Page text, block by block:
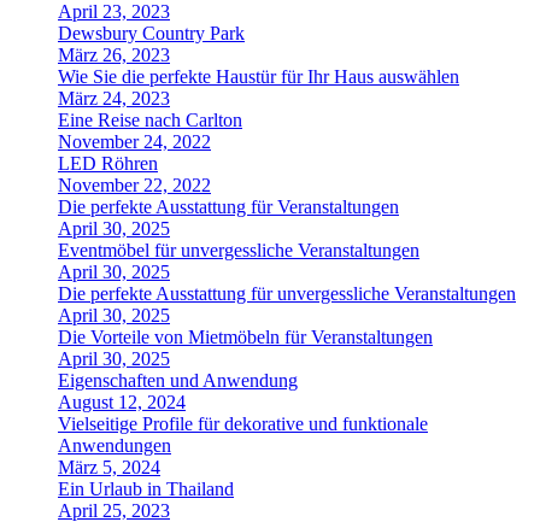
April 23, 2023
Dewsbury Country Park
März 26, 2023
Wie Sie die perfekte Haustür für Ihr Haus auswählen
März 24, 2023
Eine Reise nach Carlton
November 24, 2022
LED Röhren
November 22, 2022
Die perfekte Ausstattung für Veranstaltungen
April 30, 2025
Eventmöbel für unvergessliche Veranstaltungen
April 30, 2025
Die perfekte Ausstattung für unvergessliche Veranstaltungen
April 30, 2025
Die Vorteile von Mietmöbeln für Veranstaltungen
April 30, 2025
Eigenschaften und Anwendung
August 12, 2024
Vielseitige Profile für dekorative und funktionale
Anwendungen
März 5, 2024
Ein Urlaub in Thailand
April 25, 2023